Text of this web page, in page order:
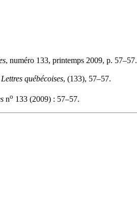
, numéro 133, printemps 2009, p. 57–57.
Lettres québécoises, (133), 57–57.
no 133 (2009) : 57–57.